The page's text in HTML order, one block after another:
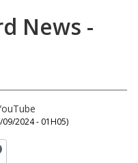
News -
09/2024 - 01H05)